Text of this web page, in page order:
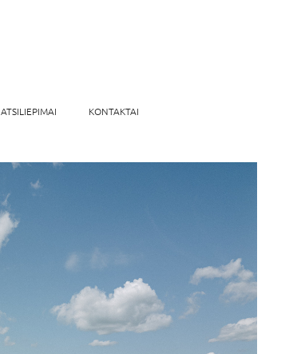
ATSILIEPIMAI KONTAKTAI